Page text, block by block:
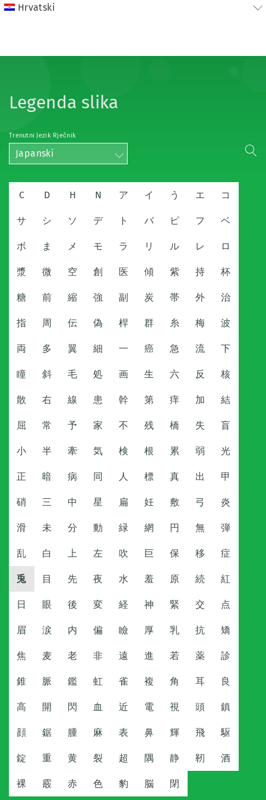
Hrvatski
Legenda slika
Trenutni Jezik Rječnik
Japanski
C D H N ア イ う エ コ
サ シ ソ デ ト バ ピ フ ベ
ボ ま メ モ ラ リ ル レ ロ
漿 微 空 創 医 傾 紫 持 杯
糖 前 縮 強 副 炭 帯 外 治
指 周 伝 偽 桿 群 糸 梅 波
両 多 翼 細 一 癌 急 流 下
瞳 斜 毛 処 画 生 六 反 核
散 右 線 患 幹 第 痒 加 結
屈 常 予 家 不 残 橋 失 盲
小 半 牽 気 検 根 累 弱 光
正 暗 病 同 人 標 真 出 甲
硝 三 中 星 扁 妊 敷 弓 炎
滑 未 分 動 緑 網 円 無 弾
乱 白 上 左 吹 巨 保 移 症
兎 目 先 夜 水 羞 原 続 紅
日 眼 後 変 経 神 緊 交 点
眉 涙 内 偏 瞼 厚 乳 抗 矯
焦 麦 老 非 遠 進 若 薬 診
錐 脈 鑑 虹 雀 複 角 耳 良
高 開 閃 血 近 電 視 頭 鎮
顔 鋸 腫 麻 表 鼻 輝 飛 駆
錠 重 黄 裂 超 隅 静 靭 酒
裸 霰 赤 色 豹 脳 閉